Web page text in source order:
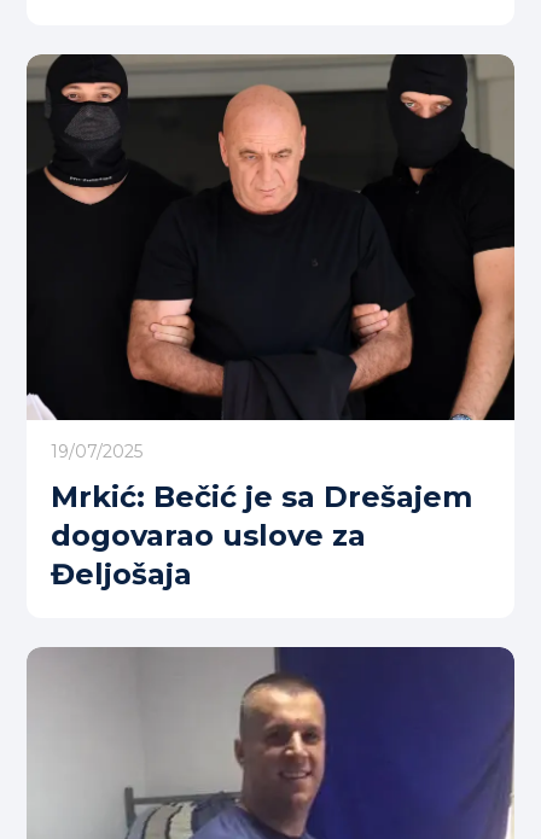
19/07/2025
Mrkić: Bečić je sa Drešajem
dogovarao uslove za
Đeljošaja